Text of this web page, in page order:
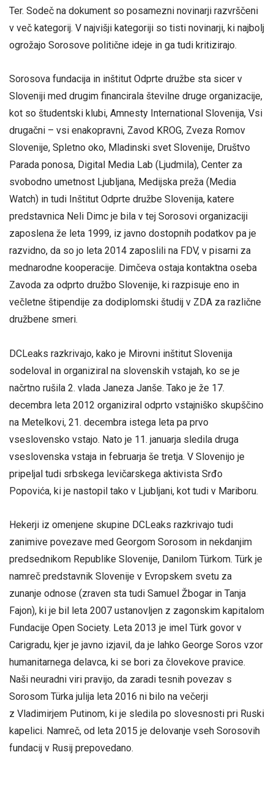
Ter. Sodeč na dokument so posamezni novinarji razvrščeni
v več kategorij. V najvišji kategoriji so tisti novinarji, ki najbolj
ogrožajo Sorosove politične ideje in ga tudi kritizirajo.
Sorosova fundacija in inštitut Odprte družbe sta sicer v
Sloveniji med drugim financirala številne druge organizacije,
kot so študentski klubi, Amnesty International Slovenija, Vsi
drugačni – vsi enakopravni, Zavod KROG, Zveza Romov
Slovenije, Spletno oko, Mladinski svet Slovenije, Društvo
Parada ponosa, Digital Media Lab (Ljudmila), Center za
svobodno umetnost Ljubljana, Medijska preža (Media
Watch) in tudi Inštitut Odprte družbe Slovenija, katere
predstavnica Neli Dimc je bila v tej Sorosovi organizaciji
zaposlena že leta 1999, iz javno dostopnih podatkov pa je
razvidno, da so jo leta 2014 zaposlili na FDV, v pisarni za
mednarodne kooperacije. Dimčeva ostaja kontaktna oseba
Zavoda za odprto družbo Slovenije, ki razpisuje eno in
večletne štipendije za dodiplomski študij v ZDA za različne
družbene smeri.
DCLeaks razkrivajo, kako je Mirovni inštitut Slovenija
sodeloval in organiziral na slovenskih vstajah, ko se je
načrtno rušila 2. vlada Janeza Janše. Tako je že 17.
decembra leta 2012 organiziral odprto vstajniško skupščino
na Metelkovi, 21. decembra istega leta pa prvo
vseslovensko vstajo. Nato je 11. januarja sledila druga
vseslovenska vstaja in februarja še tretja. V Slovenijo je
pripeljal tudi srbskega levičarskega aktivista Srđo
Popovića, ki je nastopil tako v Ljubljani, kot tudi v Mariboru.
Hekerji iz omenjene skupine DCLeaks razkrivajo tudi
zanimive povezave med Georgom Sorosom in nekdanjim
predsednikom Republike Slovenije, Danilom Türkom. Türk je
namreč predstavnik Slovenije v Evropskem svetu za
zunanje odnose (zraven sta tudi Samuel Žbogar in Tanja
Fajon), ki je bil leta 2007 ustanovljen z zagonskim kapitalom
Fundacije Open Society. Leta 2013 je imel Türk govor v
Carigradu, kjer je javno izjavil, da je lahko George Soros vzor
humanitarnega delavca, ki se bori za človekove pravice.
Naši neuradni viri pravijo, da zaradi tesnih povezav s
Sorosom Türka julija leta 2016 ni bilo na večerji
z Vladimirjem Putinom, ki je sledila po slovesnosti pri Ruski
kapelici. Namreč, od leta 2015 je delovanje vseh Sorosovih
fundacij v Rusij prepovedano.